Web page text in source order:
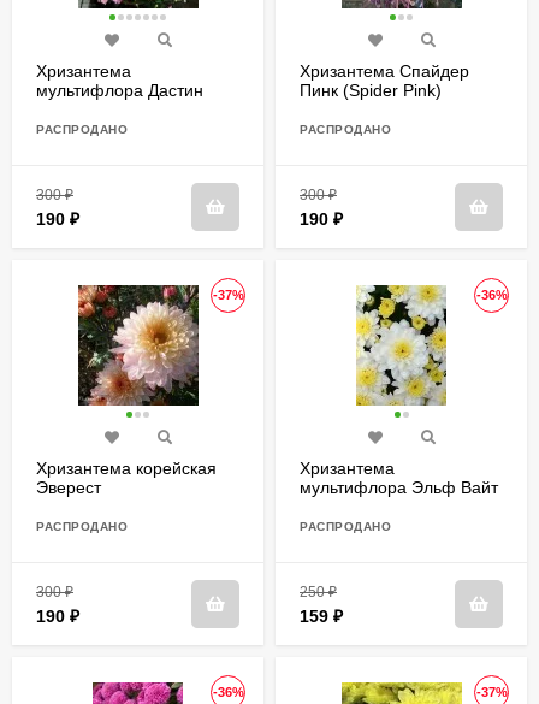
Хризантема
мультифлора Дастин
РАСПРОДАНО
300₽
190 ₽
Хризантема Спайдер
Пинк (Spider Pink)
РАСПРОДАНО
300₽
190 ₽
-37%
Хризантема корейская
Эверест
РАСПРОДАНО
300₽
190 ₽
-36%
Хризантема
мультифлора Эльф Вайт
РАСПРОДАНО
250₽
159 ₽
-36% -37%